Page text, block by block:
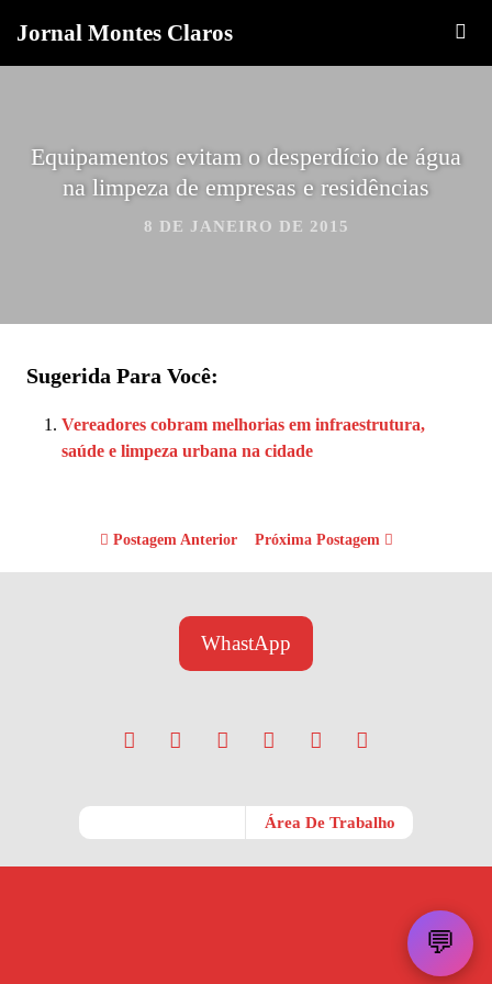
Jornal Montes Claros
Equipamentos evitam o desperdício de água
na limpeza de empresas e residências
8 DE JANEIRO DE 2015
Sugerida Para Você:
Vereadores cobram melhorias em infraestrutura,
saúde e limpeza urbana na cidade
Postagem Anterior Próxima Postagem
WhastApp
💬
Área De Trabalho